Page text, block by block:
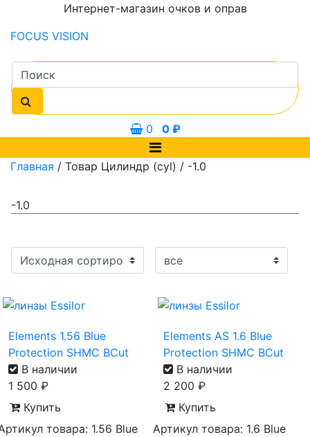
Интернет-магазин очков и оправ
FOCUS VISION
0 0 ₽
Главная / Товар Цилиндр (cyl) / -1.0
-1.0
Elements 1.56 Blue
Protection SHMC BCut
В наличии
1 500 ₽
Купить
товара: 1.56 Blue
Elements AS 1.6 Blue
Protection SHMC BCut
В наличии
2 200 ₽
Купить
Артикул товара: 1.6 Blue